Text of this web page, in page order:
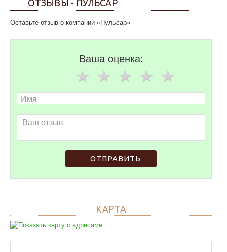
ОТЗЫВЫ - ПУЛЬСАР
Оставьте отзыв о компании «Пульсар»
Ваша оценка:
ОТПРАВИТЬ
КАРТА